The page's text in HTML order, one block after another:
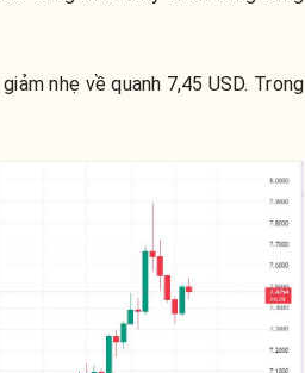
nhẹ về quanh 7,45 USD. Trong